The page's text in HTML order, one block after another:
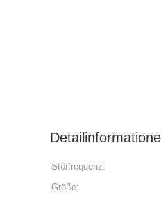
Störfrequenz:
Größe: